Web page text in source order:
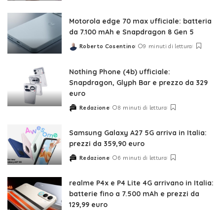
Motorola edge 70 max ufficiale: batteria
da 7.100 mAh e Snapdragon 8 Gen 5
Posted
Roberto Cosentino 9 minuti di lettura
Nothing Phone (4b) ufficiale:
Snapdragon, Glyph Bar e prezzo da 329
euro
Posted
Redazione 8 minuti di lettura
Samsung Galaxy A27 5G arriva in Italia:
prezzi da 359,90 euro
Posted
Redazione 6 minuti di lettura
realme P4x e P4 Lite 4G arrivano in Italia:
batterie fino a 7.500 mAh e prezzi da
129,99 euro